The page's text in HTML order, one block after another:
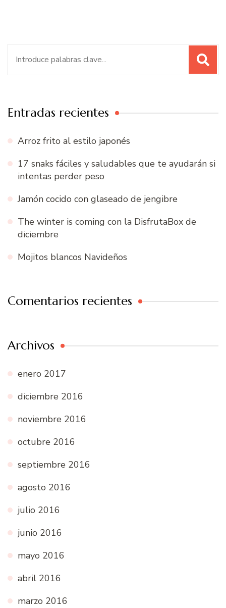
Entradas recientes
Arroz frito al estilo japonés
17 snaks fáciles y saludables que te ayudarán si
intentas perder peso
Jamón cocido con glaseado de jengibre
The winter is coming con la DisfrutaBox de
diciembre
Mojitos blancos Navideños
Comentarios recientes
Archivos
enero 2017
diciembre 2016
noviembre 2016
octubre 2016
septiembre 2016
agosto 2016
julio 2016
junio 2016
mayo 2016
abril 2016
marzo 2016